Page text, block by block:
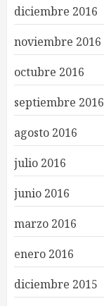
diciembre 2016
noviembre 2016
octubre 2016
septiembre 2016
agosto 2016
julio 2016
junio 2016
marzo 2016
enero 2016
diciembre 2015